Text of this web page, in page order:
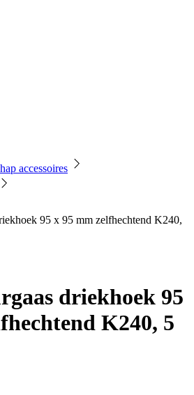
accessoires
95 x 95 mm zelfhechtend K240,
driekhoek 95
K240, 5